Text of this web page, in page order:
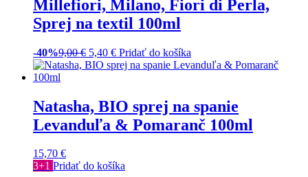
Millefiori, Milano, Fiori di Perla,
Sprej na textil 100ml
-40%9,00€ 5,40 € Pridať do košíka
Natasha, BIO sprej na spanie
Levanduľa & Pomaranč 100ml
15,70 €
3+1 Pridať do košíka